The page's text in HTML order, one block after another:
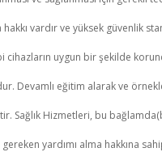
vardır ve yüksek güvenlik
uygun bir şekilde
Devamlı eğitim alarak ve
Sağlık Hizmetleri, bu
yardımı alma hakkına